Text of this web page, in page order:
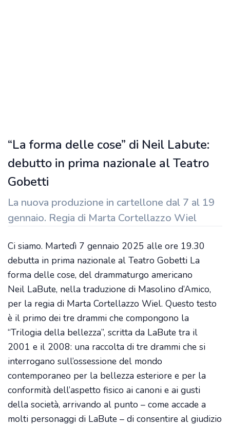
“La forma delle cose” di Neil Labute:
debutto in prima nazionale al Teatro
Gobetti
La nuova produzione in cartellone dal 7 al 19
gennaio. Regia di Marta Cortellazzo Wiel
Ci siamo. Martedì 7 gennaio 2025 alle ore 19.30
debutta in prima nazionale al Teatro Gobetti La
forma delle cose, del drammaturgo americano
Neil LaBute, nella traduzione di Masolino d’Amico,
per la regia di Marta Cortellazzo Wiel. Questo testo
è il primo dei tre drammi che compongono la
“Trilogia della bellezza”, scritta da LaBute tra il
2001 e il 2008: una raccolta di tre drammi che si
interrogano sull’ossessione del mondo
contemporaneo per la bellezza esteriore e per la
conformità dell’aspetto fisico ai canoni e ai gusti
della società, arrivando al punto – come accade a
molti personaggi di LaBute – di consentire al giudizio